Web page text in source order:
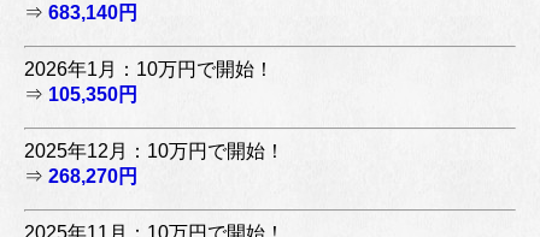
⇒ 683,140円
2026年1月：10万円で開始！
⇒ 105,350円
2025年12月：10万円で開始！
⇒ 268,270円
2025年11月：10万円で開始！